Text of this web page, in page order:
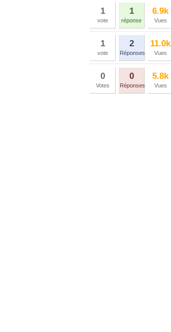
1
vote
1
réponse
6.9k
Vues
1
vote
2
Réponses
11.0k
Vues
0
Votes
0
Réponses
5.8k
Vues